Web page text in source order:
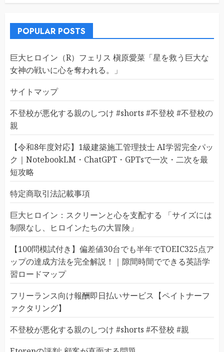
POPULAR POSTS
巨大ヒロイン（R）フェリス 槇原愛菜「星を救う巨大な
女神の戦いに心を奪われる。」
サイトマップ
不登校が悪化する親のしつけ #shorts #不登校 #不登校の
親
【令和8年度対応】1級建築施工管理技士 AI学習完全パッ
ク｜NotebookLM・ChatGPT・GPTsで一次・二次を最
短攻略
特定商取引法記載事項
巨大ヒロイン：スクリーンと心を支配する 「サイズには
制限なし、ヒロインたちの大冒険」
【100問模試付き】偏差値30台でも半年でTOEIC325点ア
ップの達成方法を完全解説！｜隙間時間でできる英語学
習ロードマップ
フリーランス向け報酬即日払いサービス【ペイトナーフ
ァクタリング】
不登校が悪化する親のしつけ #shorts #不登校 #親